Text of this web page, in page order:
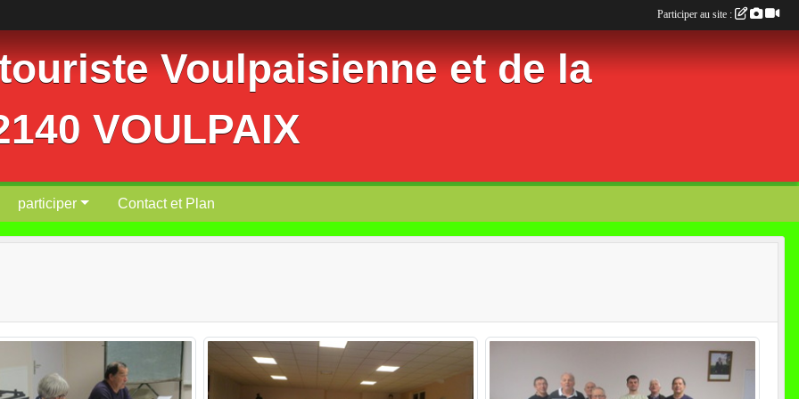
Voulpaisienne et de la
VOULPAIX
participer Contact et Plan
Participer au site :